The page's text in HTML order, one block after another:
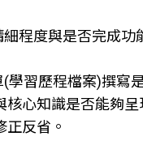
細程度與是否完成功
(學習歷程檔案)撰寫
核心知識是否能夠
正反省。